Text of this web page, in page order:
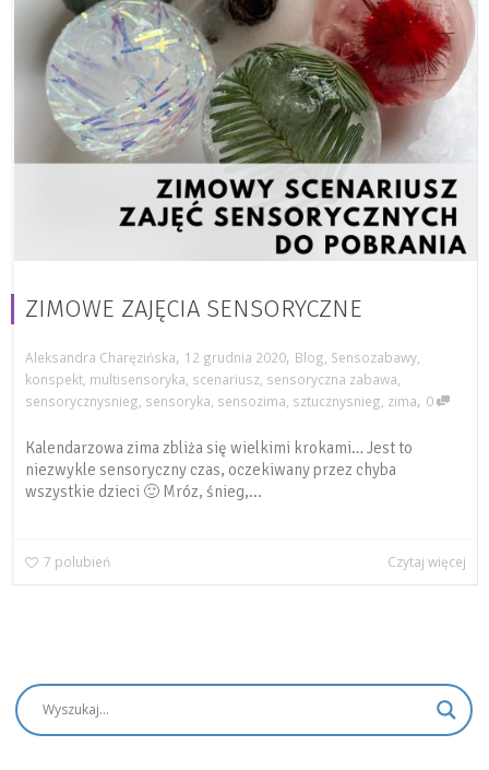
ZIMOWE ZAJĘCIA SENSORYCZNE
Aleksandra Charęzińska, 12 grudnia 2020, Blog Sensozabawy
konspekt multisensoryka scenariusz sensoryczna zabawa
sensorycznysnieg sensoryka sensozima sztucznysnieg zima, 0
Kalendarzowa zima zbliża się wielkimi krokami… Jest to
niezwykle sensoryczny czas, oczekiwany przez chyba
wszystkie dzieci 🙂 Mróz, śnieg,...
7 polubień Czytaj więcej